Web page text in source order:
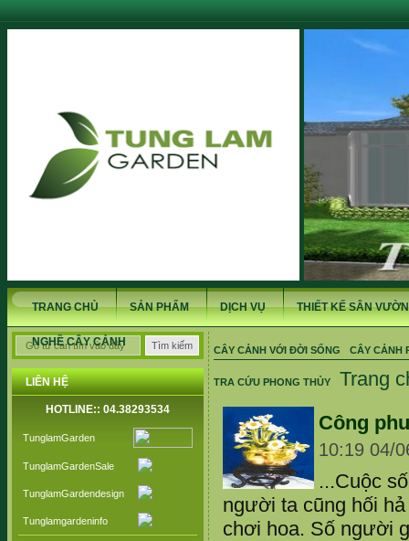
TRANG CHỦ SẢN PHẨM DỊCH VỤ THIẾT KẾ SÂN VƯỜN
NGHỀ CÂY CẢNH
LIÊN HỆ
HOTLINE:: 04.38293534
TunglamGarden
TunglamGardenSale
TunglamGardendesign
Tunglamgardeninfo
CÂY CẢNH VỚI ĐỜI SỐNG CÂY CẢNH
TRA CỨU PHONG THỦY
Trang
Công
10:19 04/
...Cuộc
người ta cũng hối
chơi hoa. Số người